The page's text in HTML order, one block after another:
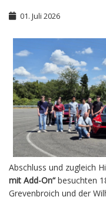
01. Juli 2026
Abschluss und zugleich
mit Add-On“besuchten
Grevenbroich und der